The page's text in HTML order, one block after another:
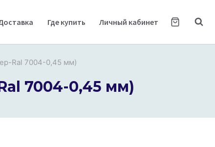
Где купить Личный кабинет
Ral 7004-0,45 мм)
7004-0,45 мм)